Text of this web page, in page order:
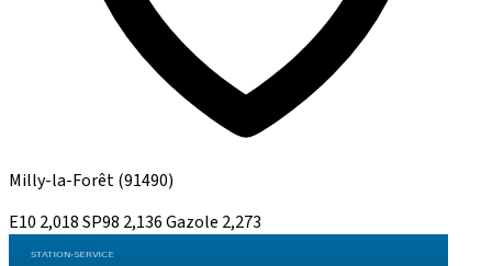
Milly-la-Forêt(91490)
E10 2,018SP98 2,136Gazole 2,273